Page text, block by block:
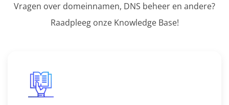
Vragen over domeinnamen, DNS beheer en andere?
Raadpleeg onze Knowledge Base!